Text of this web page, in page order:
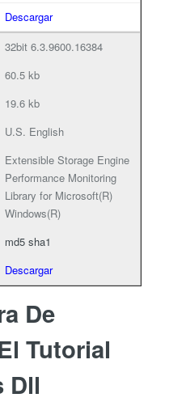
Descargar
32bit 6.3.9600.16384
60.5 kb
19.6 kb
U.S. English
Extensible Storage Engine
Performance Monitoring
Library for Microsoft(R)
Windows(R)
md5 sha1
Descargar
De
Tutorial
Dll